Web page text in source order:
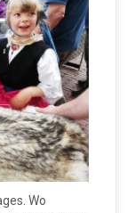
Wo